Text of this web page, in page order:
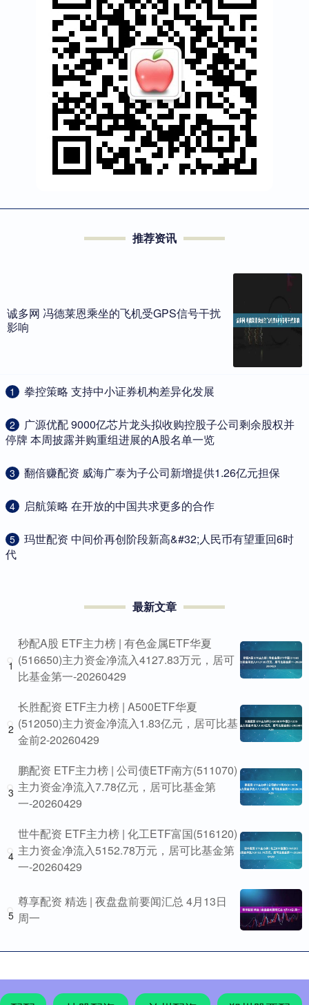
推荐资讯
诚多网 冯德莱恩乘坐的飞机受GPS信号干扰
影响
1 ​拳控策略 支持中小证券机构差异化发展
2
​广源优配 9000亿芯片龙头拟收购控股子公司剩余股权并
停牌 本周披露并购重组进展的A股名单一览
3 ​翻倍赚配资 威海广泰为子公司新增提供1.26亿元担保
4 ​启航策略 在开放的中国共求更多的合作
5
​玛世配资 中间价再创阶段新高&#32;人民币有望重回6时
代
最新文章
1
秒配A股 ETF主力榜 | 有色金属ETF华夏
(516650)主力资金净流入4127.83万元，居可
比基金第一-20260429
2
长胜配资 ETF主力榜 | A500ETF华夏
(512050)主力资金净流入1.83亿元，居可比基
金前2-20260429
3
鹏配资 ETF主力榜 | 公司债ETF南方(511070)
主力资金净流入7.78亿元，居可比基金第
一-20260429
4
世牛配资 ETF主力榜 | 化工ETF富国(516120)
主力资金净流入5152.78万元，居可比基金第
一-20260429
5
尊享配资 精选 | 夜盘盘前要闻汇总 4月13日
周一